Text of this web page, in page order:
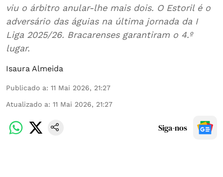
viu o árbitro anular-lhe mais dois. O Estoril é o
adversário das águias na última jornada da I
Liga 2025/26. Bracarenses garantiram o 4.º
lugar.
Isaura Almeida
Publicado a: 11 Mai 2026, 21:27
Atualizado a: 11 Mai 2026, 21:27
Siga-nos